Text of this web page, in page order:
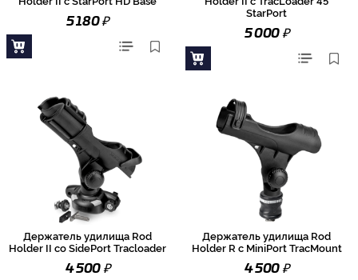
5 180₽
StarPort
5 000₽
Держатель удилища Rod
Holder II со SidePort Tracloader
4 500₽
Держатель удилища Rod
Holder R с MiniPort TracMount
4 500₽